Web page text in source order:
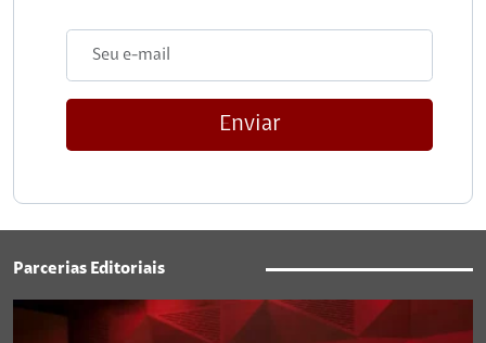
Enviar
Parcerias Editoriais